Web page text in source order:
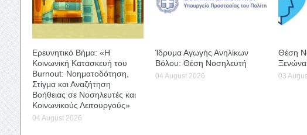
Ερευνητικό Βήμα: «Η
Κοινωνική Κατασκευή του
Burnout: Νοηματοδότηση,
Στίγμα και Αναζήτηση
Βοήθειας σε Νοσηλευτές και
Κοινωνικούς Λειτουργούς»
04 August 2026
Ίδρυμα Αγωγής Ανηλίκων
Βόλου: Θέση Νοσηλευτή
04 August 2026
Θέση
03